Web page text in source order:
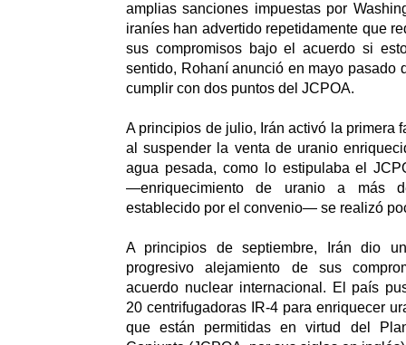
amplias sanciones impuestas por
iraníes han advertido repetidamente que
sus compromisos bajo el acuerdo si
sentido, Rohaní anunció en mayo pasado
cumplir con dos puntos del JCPOA.
A principios de julio, Irán activó la primera
al suspender la venta de uranio
agua pesada, como lo estipulaba el
―enriquecimiento de uranio a más
establecido por el convenio― se realizó
A principios de septiembre, Irán dio
progresivo alejamiento de sus
acuerdo nuclear internacional. El país
20 centrifugadoras IR-4 para enriquecer
que están permitidas en virtud del